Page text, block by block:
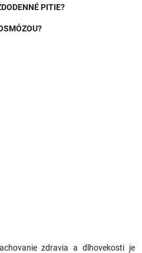
PITIE?
zdravia a dlhovekosti je